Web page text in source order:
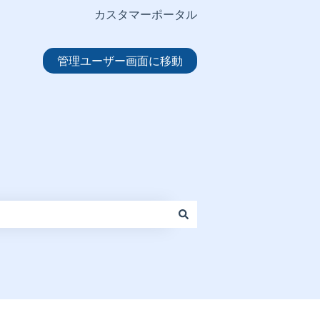
カスタマーポータル
管理ユーザー画面に移動